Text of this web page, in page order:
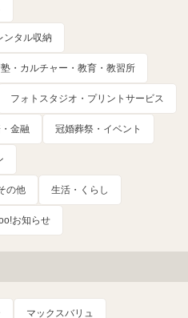
ンタル収納
・カルチャー・教育・教習所
フォトスタジオ・プリントサービス
金融 冠婚葬祭・イベント
の他 生活・くらし
お知らせ
マックスバリュ